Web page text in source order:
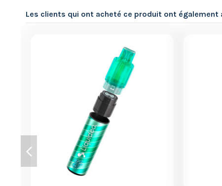
Les clients qui ont acheté ce produit ont également